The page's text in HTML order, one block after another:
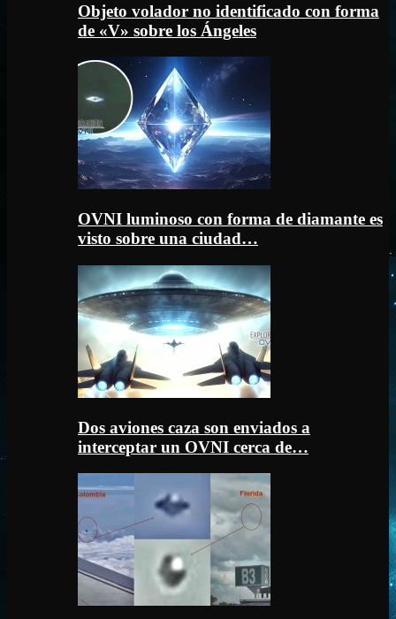
Objeto volador no identificado con forma
de «V» sobre los Ángeles
OVNI luminoso con forma de diamante es
visto sobre una ciudad…
Dos aviones caza son enviados a
interceptar un OVNI cerca de…